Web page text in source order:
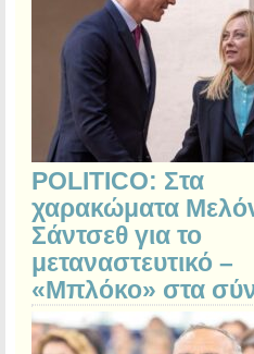
POLITICO: Στα
χαρακώματα
Σάντσεθ για το
μεταναστευτικό –
«Μπλόκο» στα